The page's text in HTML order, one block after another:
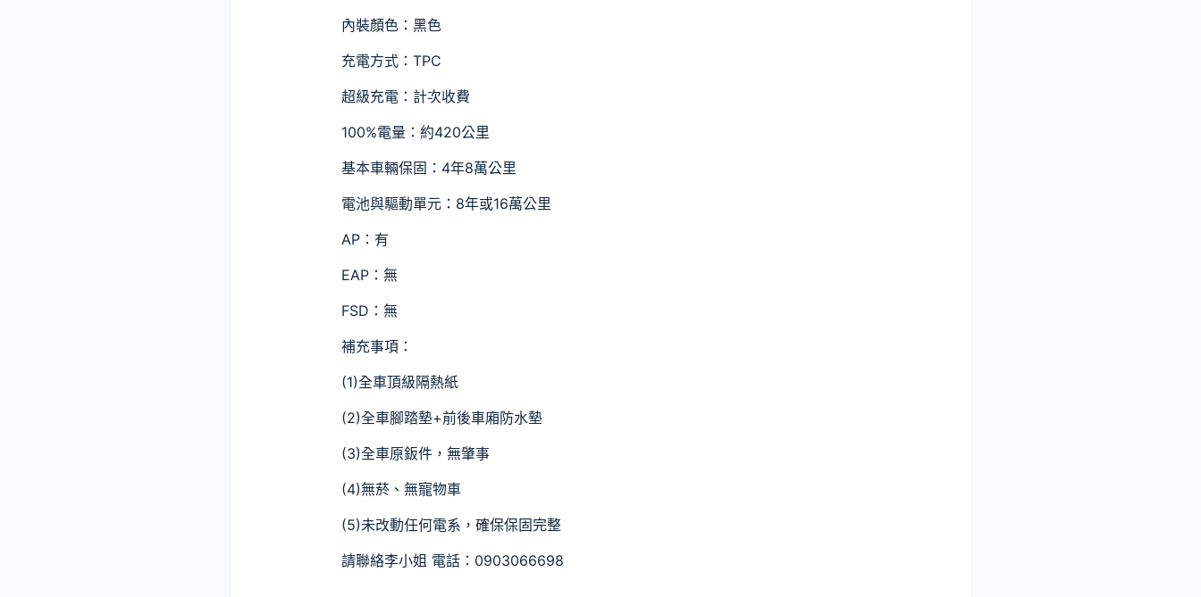
內裝顏色：黑色
充電方式：TPC
超級充電：計次收費
100%電量：約420公里
基本車輛保固：4年8萬公里
電池與驅動單元：8年或16萬公里
AP：有
EAP：無
FSD：無
補充事項：
(1)全車頂級隔熱紙
(2)全車腳踏墊+前後車廂防水墊
(3)全車原鈑件，無肇事
(4)無菸、無寵物車
(5)未改動任何電系，確保保固完整
請聯絡李小姐 電話：0903066698